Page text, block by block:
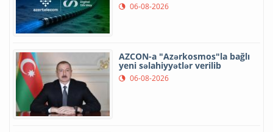
06-08-2026
AZCON-a "Azərkosmos"la bağlı
yeni səlahiyyətlər verilib
06-08-2026